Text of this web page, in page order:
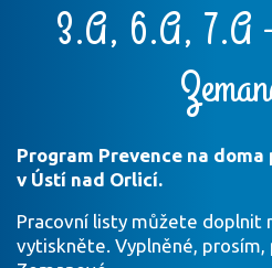
3.A, 6.A, 7.A
Program Prevence na doma
v Ústí nad Orlicí.
Pracovní listy můžete doplnit
vytiskněte. Vyplněné, prosím,